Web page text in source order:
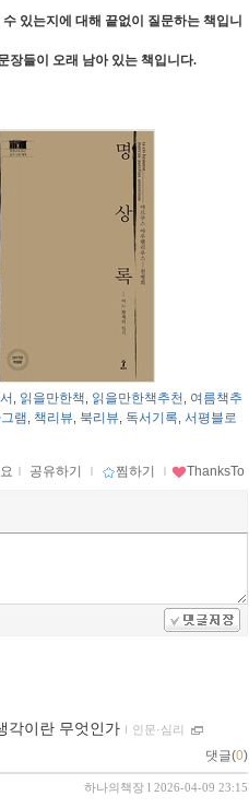
있는지에 대해 끝없이 질문하는 책입니
장들이 오래 남아 있는 책입니다.
, 읽을만한책, 읽을만한책추천 , 여름책추
램, 책리뷰, 북리뷰, 독서기록, 서평블로
ｌ 공유하기 ｌ 찜하기 ｌ ThanksTo
각이란 무엇인가 ｌ 인문·심리
댓글(0)
하나의책장 l 2026-04-09 23:15